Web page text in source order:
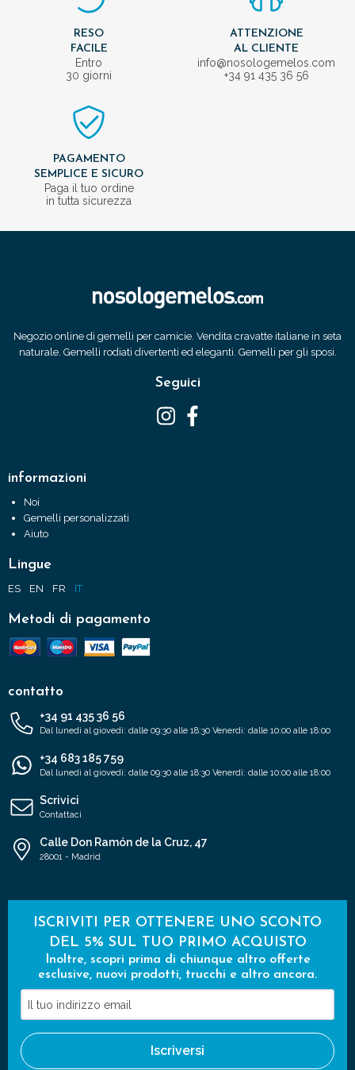
RESO
FACILE
Entro
30 giorni
ATTENZIONE
AL CLIENTE
info@nosologemelos.com
+34 91 435 36 56
PAGAMENTO
SEMPLICE E SICURO
Paga il tuo ordine
in tutta sicurezza
Negozio online di gemelli per camicie. Vendita cravatte italiane in seta
naturale. Gemelli rodiati divertenti ed eleganti. Gemelli per gli sposi.
Seguici
informazioni
Noi
Gemelli personalizzati
Aiuto
Lingue
ES EN FR IT
Metodi di pagamento
contatto
+34 91 435 36 56
Dal lunedì al giovedì: dalle 09:30 alle 18:30 Venerdì: dalle 10:00 alle 18:00
+34 683 185 759
Dal lunedì al giovedì: dalle 09:30 alle 18:30 Venerdì: dalle 10:00 alle 18:00
Scrivici
Contattaci
Calle Don Ramón de la Cruz, 47
28001 - Madrid
ISCRIVITI PER OTTENERE UNO SCONTO
DEL 5% SUL TUO PRIMO ACQUISTO
Inoltre, scopri prima di chiunque altro offerte
esclusive, nuovi prodotti, trucchi e altro ancora.
tuo
indirizzo
email
Iscriversi